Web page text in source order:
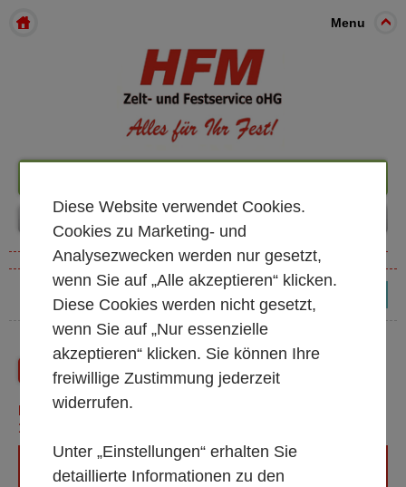
Menu
Zurück Shop Startseite
KAFFEEMASCHINE ''HFM'' ,SAROMICA 100 T FÜR CA.
100 TASSEN, INKL. FILTER
Diese Website verwendet Cookies.
Cookies zu Marketing- und
Analysezwecken werden nur gesetzt,
wenn Sie auf „Alle akzeptieren“ klicken.
Diese Cookies werden nicht gesetzt,
wenn Sie auf „Nur essenzielle
akzeptieren“ klicken. Sie können Ihre
freiwillige Zustimmung jederzeit
widerrufen.
Unter „Einstellungen“ erhalten Sie
detaillierte Informationen zu den